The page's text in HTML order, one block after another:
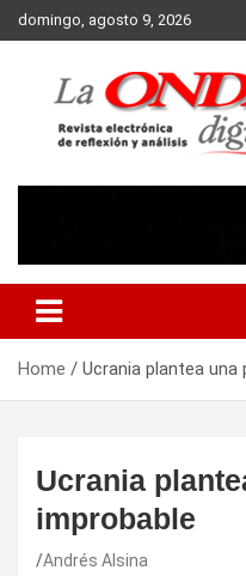
Skip
to
domingo, agosto 9, 2026
Home Ucrania plantea una
Ucrania
improbable
Andrés Alsina